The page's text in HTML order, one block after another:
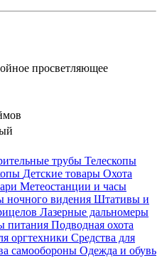
просветляющее
трубы Телескопы
Детские товары Охота
Метеостанции и часы
ночного видения Штативы и
Лазерные дальномеры
питания Подводная охота
оргтехники Средства для
самообороны Одежда и обувь